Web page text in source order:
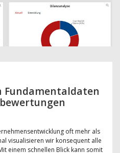
Fundamentaldaten
oft mehr als
visualisieren wir konsequent alle
einem schnellen Blick kann somit